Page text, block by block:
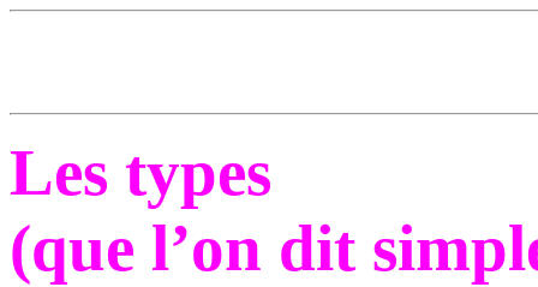
Les types
(que l’on dit